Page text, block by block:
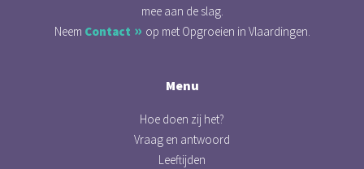
mee aan de slag.
Neem Contact op met Opgroeien in Vlaardingen.
Menu
Hoe doen zij het?
Vraag en antwoord
Leeftijden